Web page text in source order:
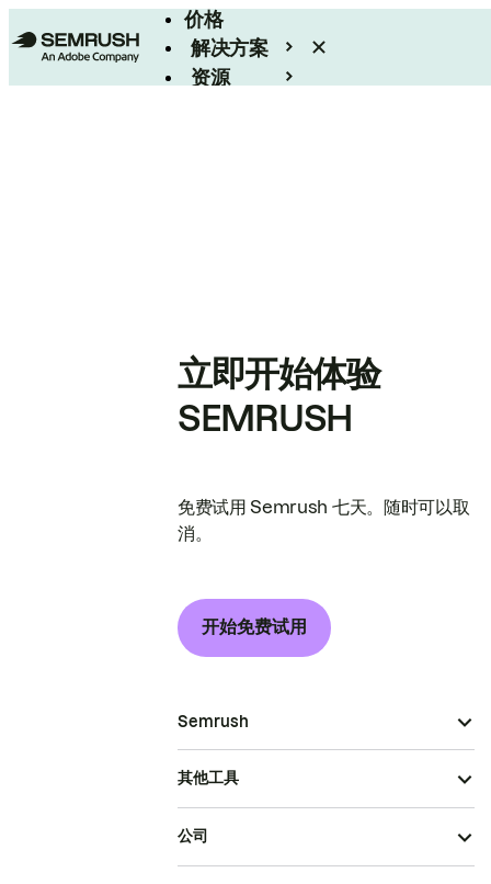
价格
解决方案
资源
立即开始体验
SEMRUSH
免费试用 Semrush 七天。随时可以取
消。
开始免费试用
Semrush
其他工具
公司